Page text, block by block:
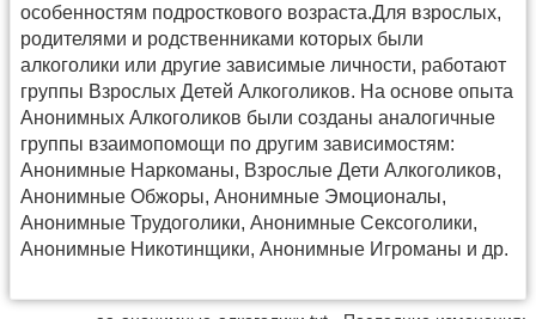
особенностям подросткового возраста.Для взрослых,​
родителями и родственниками которых были
алкоголики или другие зависимые личности,​ работают
группы Взрослых Детей Алкоголиков. На основе опыта
Анонимных Алкоголиков были созданы аналогичные
группы взаимопомощи по другим зависимостям:​
Анонимные Наркоманы,​ Взрослые Дети Алкоголиков,​
Анонимные Обжоры,​ Анонимные Эмоционалы,​
Анонимные Трудоголики,​ Анонимные Сексоголики,​
Анонимные Никотинщики,​ Анонимные Игроманы и др.